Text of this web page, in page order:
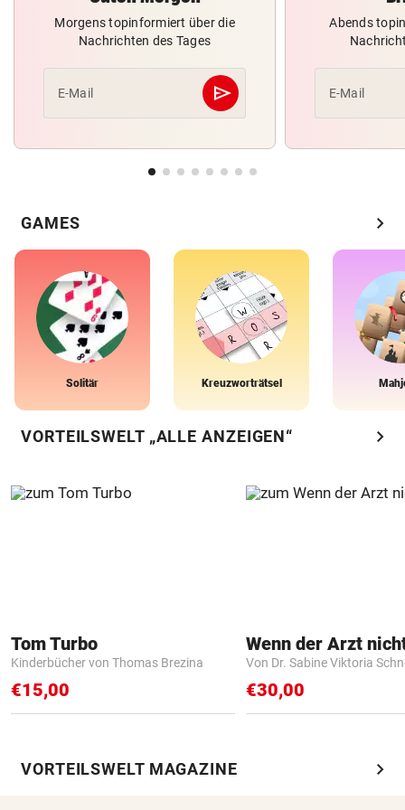
Morgens topinformiert über die
Nachrichten des Tages
E-Mail send
Abschicken
Abends
E-Mail
GAMES chevron_right
Solitär Kreuzworträtsel
VORTEILSWELT „ALLE ANZEIGEN“ chevron_right
Tom Turbo
Kinderbücher von Thomas Brezina
€15,00
Von Dr. Sabine Viktoria
€30,00
VORTEILSWELT MAGAZINE chevron_right